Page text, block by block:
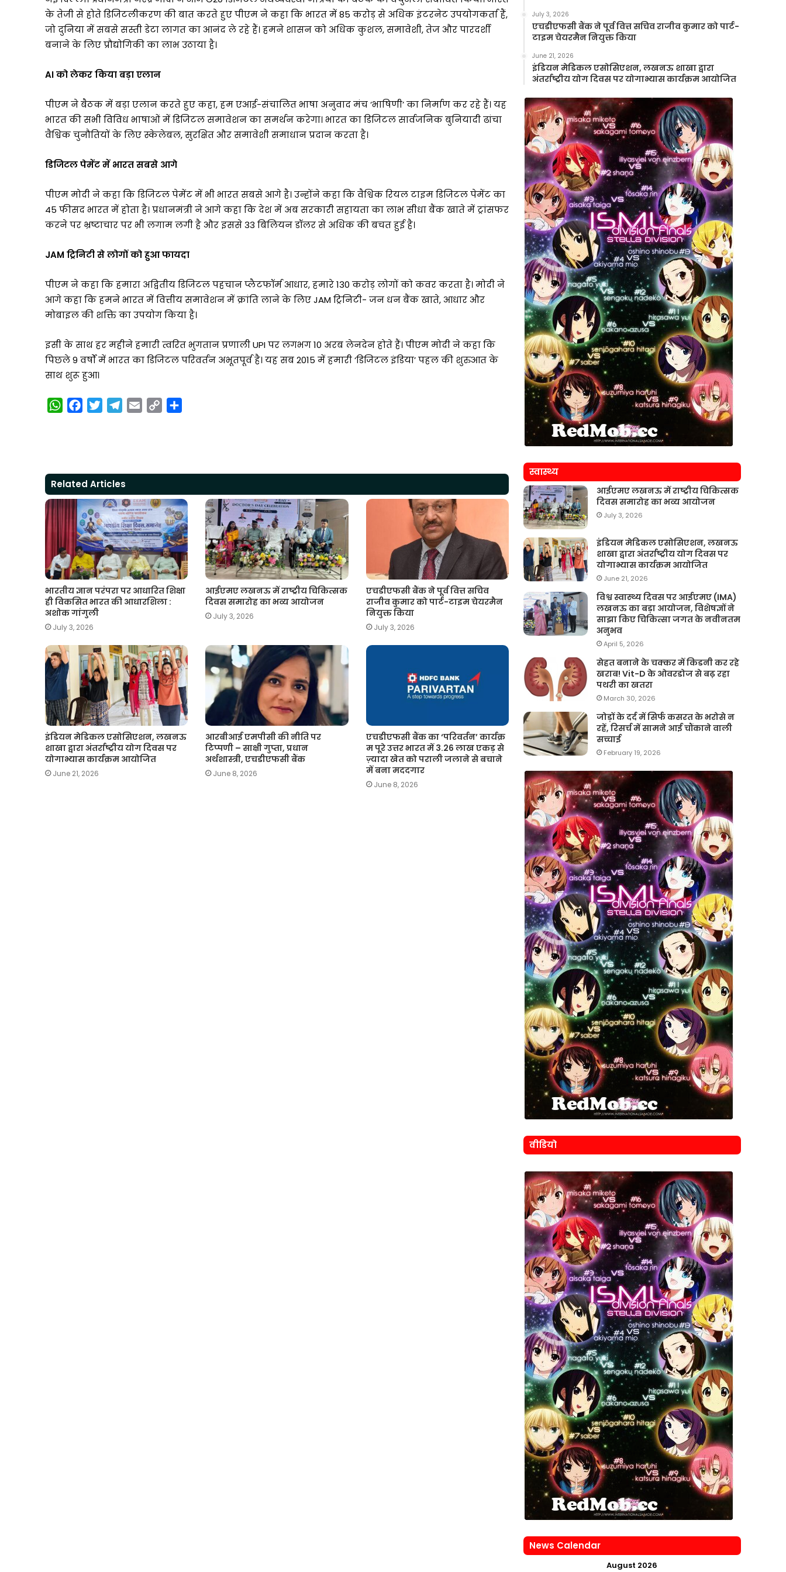
के तेजी से होते डिजिटलीकरण की बात करते हुए पीएम ने कहा कि भारत में 85 करोड़ से अधिक इंटरनेट उपयोगकर्ता हैं,
जो दुनिया में सबसे सस्ती डेटा लागत का आनंद ले रहे हैं। हमने शासन को अधिक कुशल, समावेशी, तेज और पारदर्शी
बनाने के लिए प्रौद्योगिकी का लाभ उठाया है।
AI को लेकर किया बड़ा एलान
पीएम ने बैठक में बड़ा एलान करते हुए कहा, हम एआई-संचालित भाषा अनुवाद मंच ‘भाषिणी’ का निर्माण कर रहे हैं। यह
भारत की सभी विविध भाषाओं में डिजिटल समावेशन का समर्थन करेगा। भारत का डिजिटल सार्वजनिक बुनियादी ढांचा
वैश्विक चुनौतियों के लिए स्केलेबल, सुरक्षित और समावेशी समाधान प्रदान करता है।
डिजिटल पेमेंट में भारत सबसे आगे
पीएम मोदी ने कहा कि डिजिटल पेमेंट में भी भारत सबसे आगे है। उन्होंने कहा कि वैश्विक रियल टाइम डिजिटल पेमेंट का
45 फीसद भारत में होता है। प्रधानमंत्री ने आगे कहा कि देश में अब सरकारी सहायता का लाभ सीधा बैंक खाते में ट्रांसफर
करने पर भ्रष्टाचार पर भी लगाम लगी है और इससे 33 बिलियन डॉलर से अधिक की बचत हुई है।
JAM ट्रिनिटी से लोगों को हुआ फायदा
पीएम ने कहा कि हमारा अद्वितीय डिजिटल पहचान प्लैटफॉर्म आधार, हमारे 130 करोड़ लोगों को कवर करता है। मोदी ने
आगे कहा कि हमने भारत में वित्तीय समावेशन में क्रांति लाने के लिए JAM ट्रिनिटी- जन धन बैंक खाते, आधार और
मोबाइल की शक्ति का उपयोग किया है।
इसी के साथ हर महीने हमारी त्वरित भुगतान प्रणाली UPI पर लगभग 10 अरब लेनदेन होते हैं। पीएम मोदी ने कहा कि
पिछले 9 वर्षों में भारत का डिजिटल परिवर्तन अभूतपूर्व है। यह सब 2015 में हमारी ‘डिजिटल इंडिया’ पहल की शुरुआत के
साथ शुरू हुआ।
W
A
p
p
o
o
k
e
r
r
a
m
n
k
Related Articles
भारतीय ज्ञान परंपरा पर आधारित शिक्षा
ही विकसित भारत की आधारशिला :
अशोक गांगुली
July 3, 2026
आईएमए लखनऊ में राष्ट्रीय चिकित्सक
दिवस समारोह का भव्य आयोजन
July 3, 2026
एचडीएफसी बैंक ने पूर्व वित्त सचिव
राजीव कुमार को पार्ट-टाइम चेयरमैन
नियुक्त किया
July 3, 2026
इंडियन मेडिकल एसोसिएशन, लखनऊ
शाखा द्वारा अंतर्राष्ट्रीय योग दिवस पर
योगाभ्यास कार्यक्रम आयोजित
June 21, 2026
आरबीआई एमपीसी की नीति पर
टिप्पणी – साक्षी गुप्ता, प्रधान
अर्थशास्त्री, एचडीएफसी बैंक
June 8, 2026
एचडीएफसी बैंक का ‘परिवर्तन’ कार्यक्र
म पूरे उत्तर भारत में 3.26 लाख एकड़ से
ज़्यादा खेत को पराली जलाने से बचाने
में बना मददगार
June 8, 2026
के
प्रति
प्रतिबद्धता
को
और
July 3, 2026
एचडीएफसी बैंक ने पूर्व वित्त सचिव राजीव कुमार को पार्ट-
टाइम चेयरमैन नियुक्त किया
June 21, 2026
इंडियन मेडिकल एसोसिएशन, लखनऊ शाखा द्वारा
अंतर्राष्ट्रीय योग दिवस पर योगाभ्यास कार्यक्रम आयोजित
स्वास्थ्य
आईएमए लखनऊ में राष्ट्रीय चिकित्सक
दिवस समारोह का भव्य आयोजन
July 3, 2026
इंडियन मेडिकल एसोसिएशन, लखनऊ
शाखा द्वारा अंतर्राष्ट्रीय योग दिवस पर
योगाभ्यास कार्यक्रम आयोजित
June 21, 2026
विश्व स्वास्थ्य दिवस पर आईएमए (IMA)
लखनऊ का बड़ा आयोजन, विशेषज्ञों ने
साझा किए चिकित्सा जगत के नवीनतम
अनुभव
April 5, 2026
सेहत बनाने के चक्कर में किडनी कर रहे
खराब! Vit-D के ओवरडोज से बढ़ रहा
पथरी का खतरा
March 30, 2026
जोड़ों के दर्द में सिर्फ कसरत के भरोसे न
रहें, रिसर्च में सामने आई चौंकाने वाली
सच्चाई
February 19, 2026
वीडियो
News Calendar
August 2026